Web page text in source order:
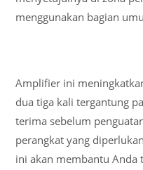
menggunakan bagian
Amplifier ini
dua tiga kali tergantung
terima sebelum
perangkat yang
ini akan membantu Anda